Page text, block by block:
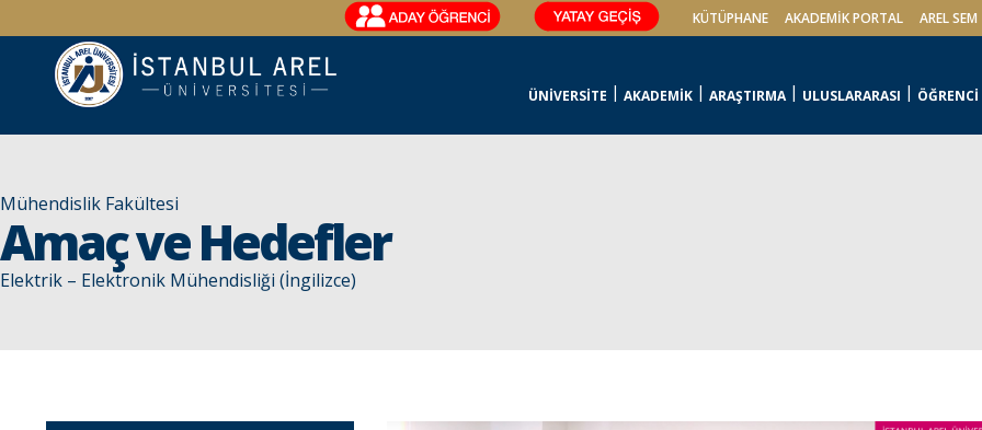
KÜTÜPHANE AKADEMİK PORTAL AREL SEM
ÜNİVERSİTE AKADEMİK ARAŞTIRMA ULUSLARARASI ÖĞRENCİ
Mühendislik Fakültesi
Amaç ve Hedefler
Elektrik – Elektronik Mühendisliği (İngilizce)